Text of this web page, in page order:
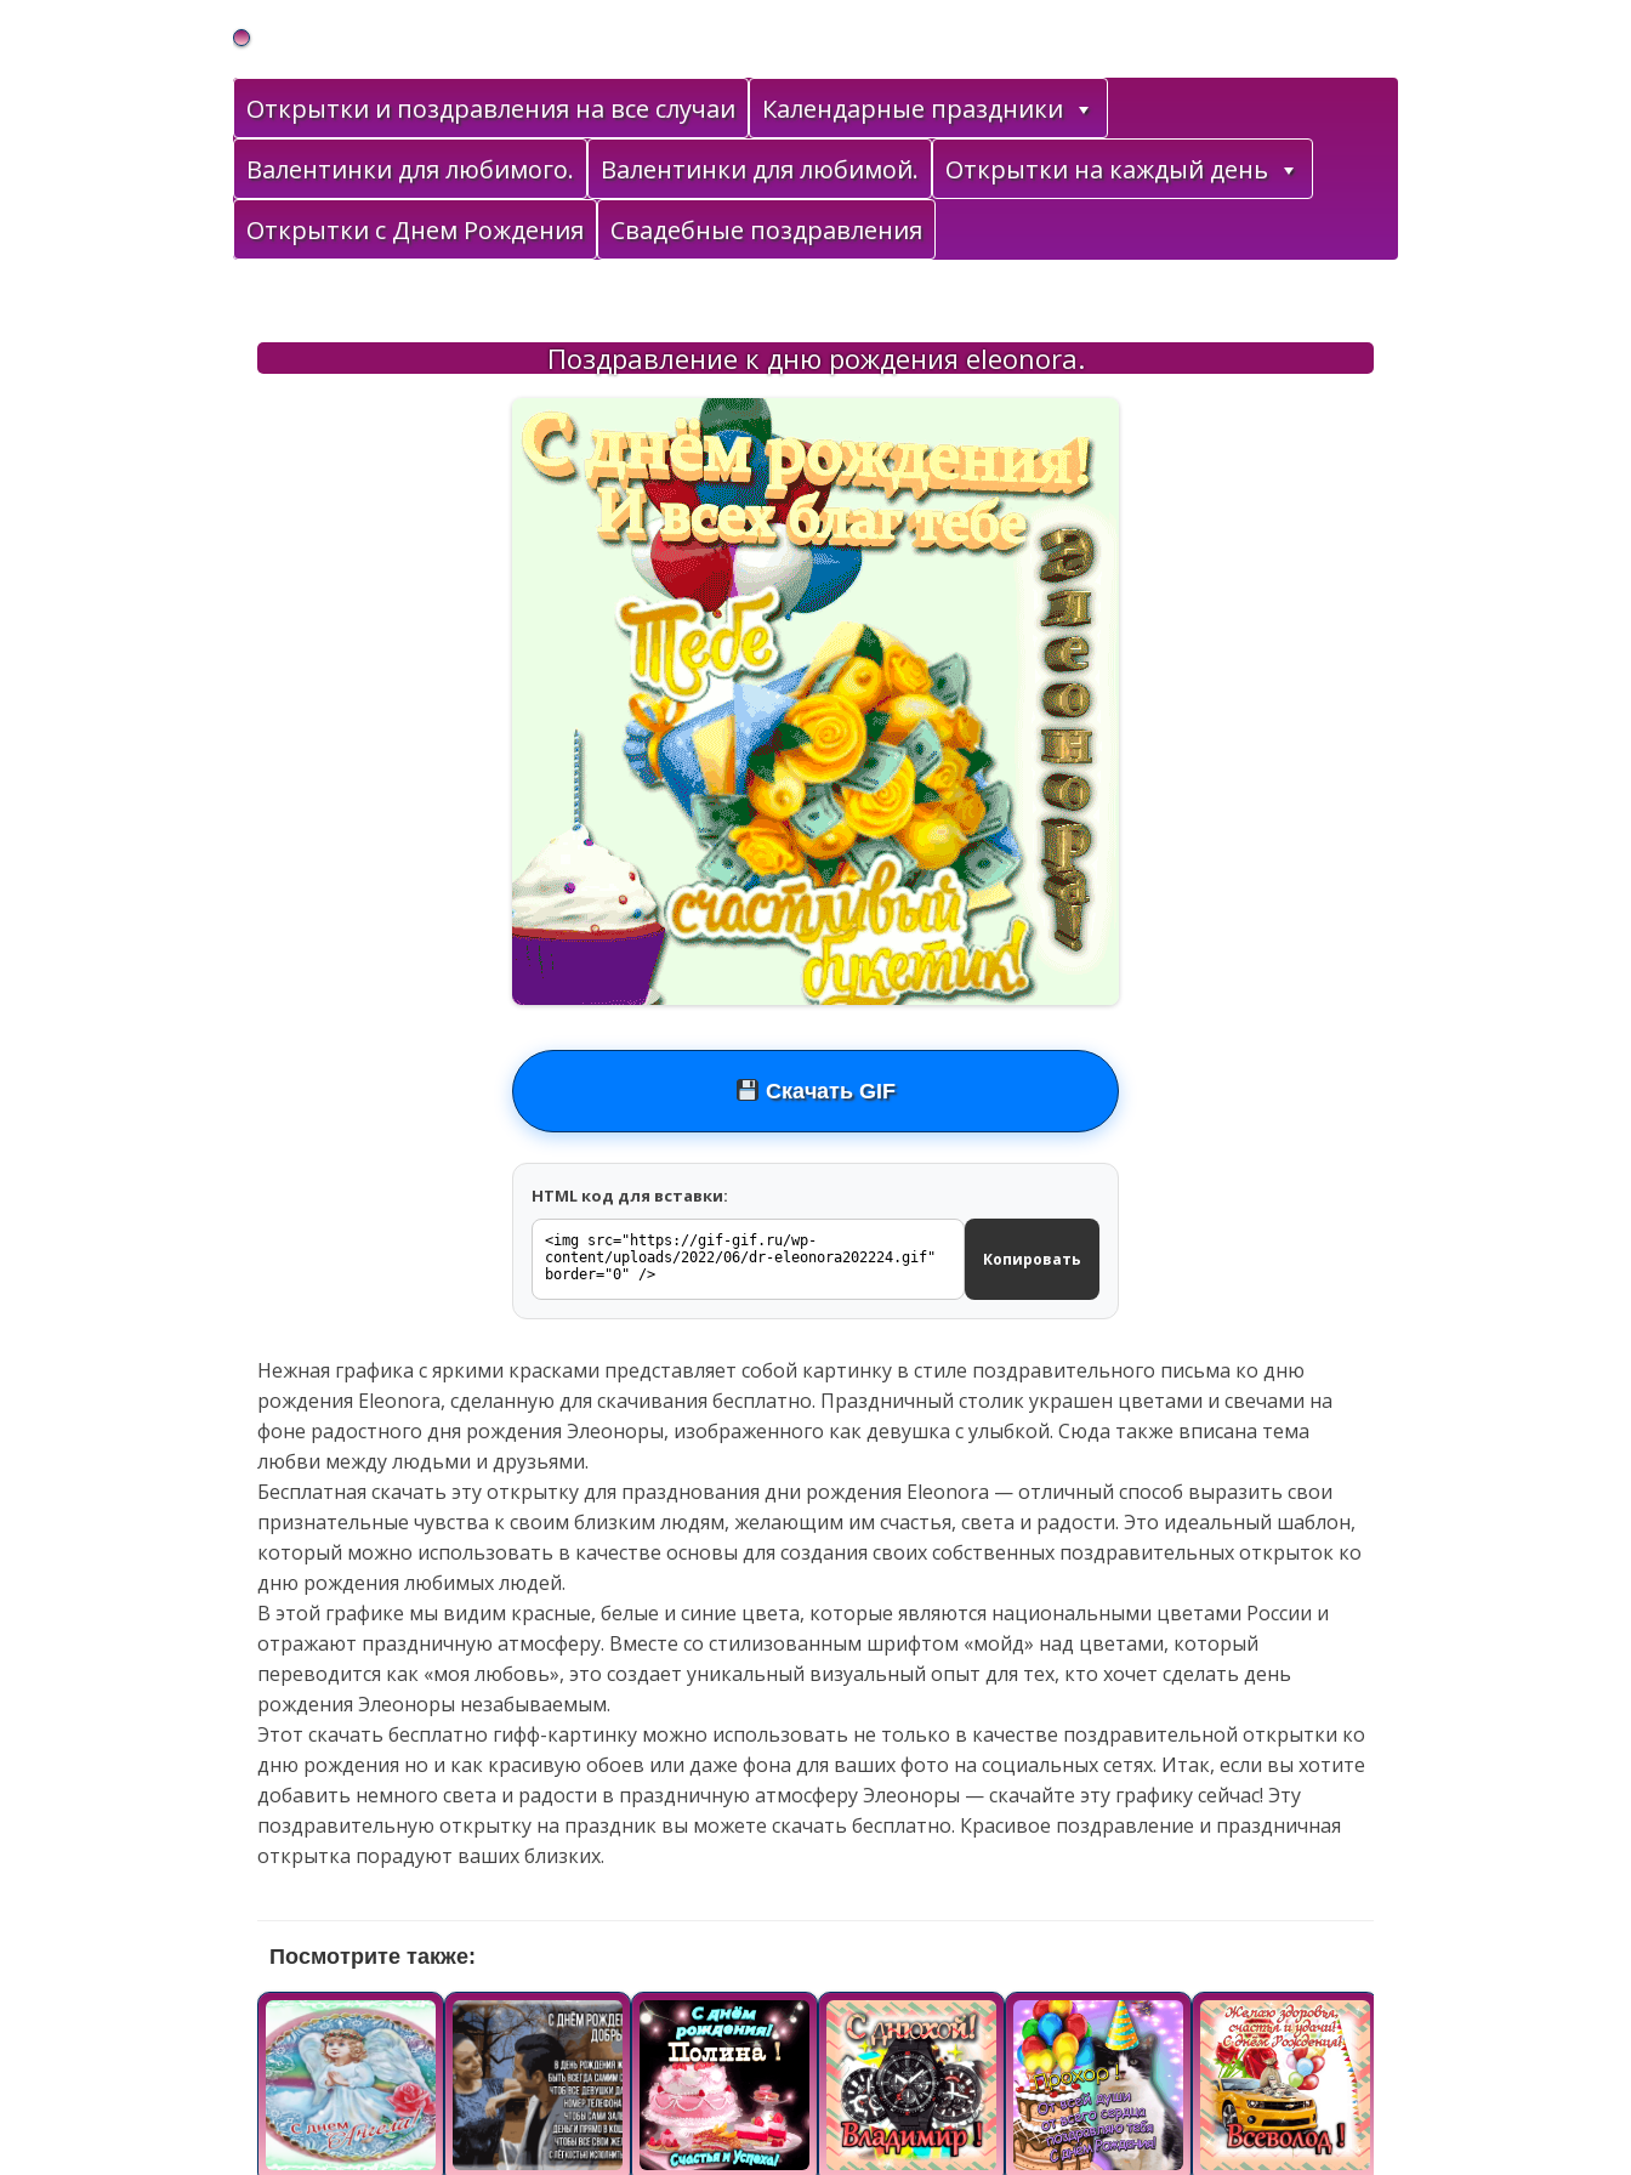
Gif Открытки в подарок
Открытки и поздравления на все случаи
Календарные праздники
Валентинки для любимого.
Валентинки для любимой.
Открытки на каждый день
Открытки с Днем Рождения
Свадебные поздравления
Поздравление к дню рождения eleonora.
Скачать GIF
HTML код для вставки:
Копировать
Нежная графика с яркими красками представляет собой картинку в стиле поздравительного письма ко дню
рождения Eleonora, сделанную для скачивания бесплатно. Праздничный столик украшен цветами и свечами на
фоне радостного дня рождения Элеоноры, изображенного как девушка с улыбкой. Сюда также вписана тема
любви между людьми и друзьями.
Бесплатная скачать эту открытку для празднования дни рождения Eleonora — отличный способ выразить свои
признательные чувства к своим близким людям, желающим им счастья, света и радости. Это идеальный шаблон,
который можно использовать в качестве основы для создания своих собственных поздравительных открыток ко
дню рождения любимых людей.
В этой графике мы видим красные, белые и синие цвета, которые являются национальными цветами России и
отражают праздничную атмосферу. Вместе со стилизованным шрифтом «мойд» над цветами, который
переводится как «моя любовь», это создает уникальный визуальный опыт для тех, кто хочет сделать день
рождения Элеоноры незабываемым.
Этот скачать бесплатно гифф-картинку можно использовать не только в качестве поздравительной открытки ко
дню рождения но и как красивую обоев или даже фона для ваших фото на социальных сетях. Итак, если вы хотите
добавить немного света и радости в праздничную атмосферу Элеоноры — скачайте эту графику сейчас! Эту
поздравительную открытку на праздник вы можете скачать бесплатно. Красивое поздравление и праздничная
открытка порадуют ваших близких.
Посмотрите также: